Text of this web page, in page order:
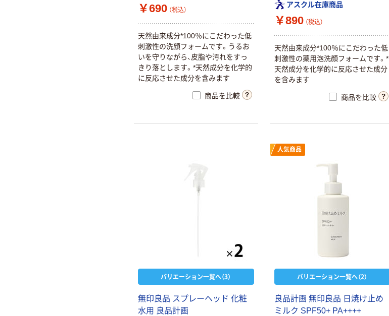
￥690 （税込）
天然由来成分*100％にこだわった低
刺激性の洗顔フォームです。うるお
いを守りながら、皮脂や汚れをすっ
きり落とします。*天然成分を化学的
に反応させた成分を含みます
商品を比較
アスクル在庫商品
￥890 （税込）
天然由来成分*100％にこだわった低
刺激性の薬用泡洗顔フォームです。*
天然成分を化学的に反応させた成分
を含みます
商品を比較
バリエーション一覧へ（3）
無印良品 スプレーヘッド 化粧
水用 良品計画
人気商品
バリエーション一覧へ（2）
良品計画 無印良品 日焼け止め
ミルク SPF50+ PA++++